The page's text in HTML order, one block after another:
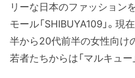
リーな日本のファッション
モール「SHIBUYA109」。
半から20代前半の女性向け
若者たちからは「マルキュー